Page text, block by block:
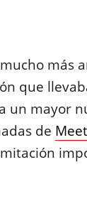
más
que
un mayor
de Meet